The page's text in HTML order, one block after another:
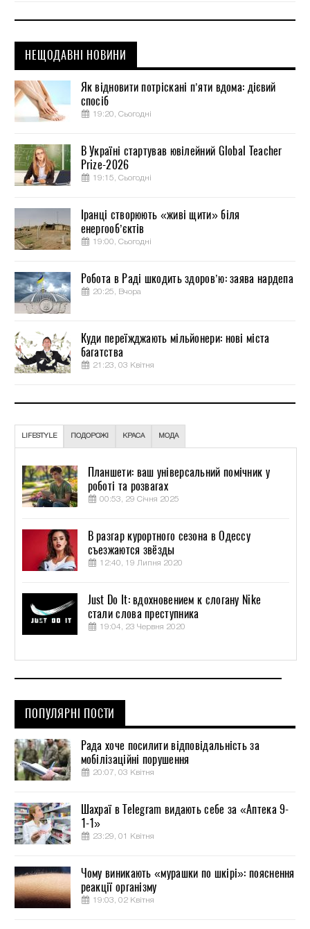
НЕЩОДАВНІ НОВИНИ
Як відновити потріскані п’яти вдома: дієвий
спосіб
19:20, Сьогодні
В Україні стартував ювілейний Global Teacher
Prize-2026
19:15, Сьогодні
Іранці створюють «живі щити» біля
енергооб’єктів
19:00, Сьогодні
Робота в Раді шкодить здоров’ю: заява нардепа
20:25, Вчора
Куди переїжджають мільйонери: нові міста
багатства
21:23, 03 Квітня
LIFESTYLE ПОДОРОЖІ КРАСА МОДА
Планшети: ваш універсальний помічник у
роботі та розвагах
00:53, 29 Січня 2025
В разгар курортного сезона в Одессу
съезжаются звёзды
12:40, 19 Липня 2020
Just Do It: вдохновением к слогану Nike
стали слова преступника
19:04, 23 Червня 2020
ПОПУЛЯРНІ ПОСТИ
Рада хоче посилити відповідальність за
мобілізаційні порушення
20:07, 03 Квітня
Шахраї в Telegram видають себе за «Аптека 9-
1-1»
23:29, 01 Квітня
Чому виникають «мурашки по шкірі»: пояснення
реакції організму
19:03, 02 Квітня